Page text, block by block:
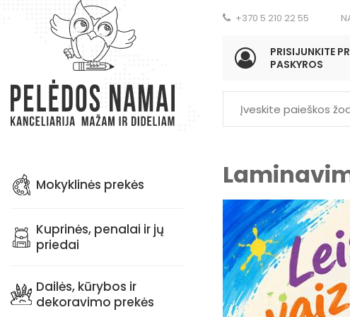
+370 5 210 22 55
PRISIJUNKITE
PASKYROS
Mokyklinės prekės
Kuprinės, penalai ir jų
priedai
Dailės, kūrybos ir
dekoravimo prekės